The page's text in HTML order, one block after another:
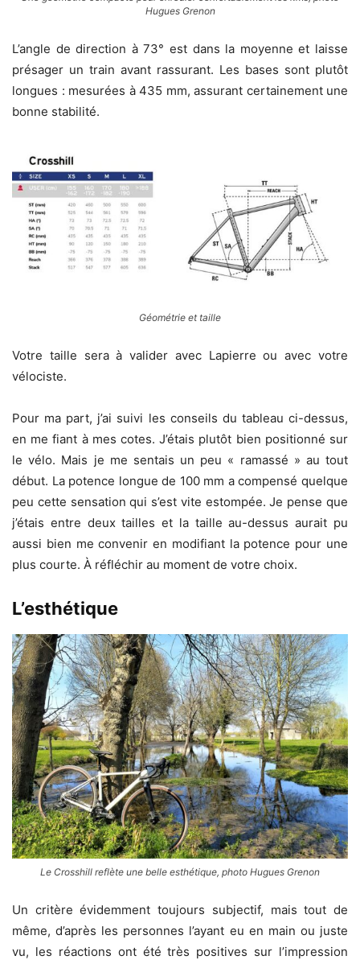
Hugues Grenon
L’angle de direction à 73° est dans la moyenne et laisse
présager un train avant rassurant. Les bases sont plutôt
longues : mesurées à 435 mm, assurant certainement une
bonne stabilité.
Géométrie et taille
Votre taille sera à valider avec Lapierre ou avec votre
vélociste.
Pour ma part, j’ai suivi les conseils du tableau ci-dessus,
en me fiant à mes cotes. J’étais plutôt bien positionné sur
le vélo. Mais je me sentais un peu « ramassé » au tout
début. La potence longue de 100 mm a compensé quelque
peu cette sensation qui s’est vite estompée. Je pense que
j’étais entre deux tailles et la taille au-dessus aurait pu
aussi bien me convenir en modifiant la potence pour une
plus courte. À réfléchir au moment de votre choix.
L’esthétique
Le Crosshill reflète une belle esthétique, photo Hugues Grenon
Un critère évidemment toujours subjectif, mais tout de
même, d’après les personnes l’ayant eu en main ou juste
vu, les réactions ont été très positives sur l’impression